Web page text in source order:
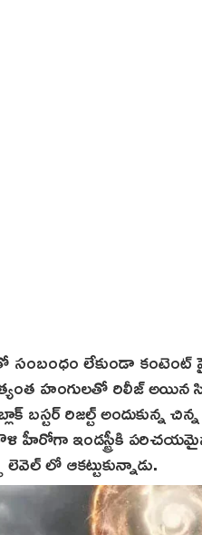
తో సంబంధం లేకుండా
హంగులతో రిలీజ్
బస్టర్ రిజల్ట్
హీరోగా ఇండస్ట్రీకి
లో ఆకట్టుకున్నాడు.